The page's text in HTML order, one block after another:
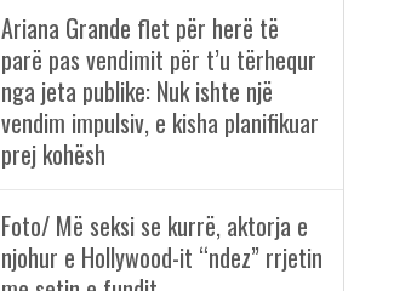
Ariana Grande flet për herë të
parë pas vendimit për t’u tërhequr
nga jeta publike: Nuk ishte një
vendim impulsiv, e kisha planifikuar
prej kohësh
Foto/ Më seksi se kurrë, aktorja e
njohur e Hollywood-it “ndez” rrjetin